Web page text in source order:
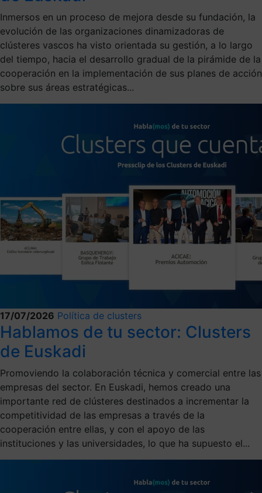
Inmersos en un proceso de mejora desde su fundación, la
evolución de las organizaciones dinamizadoras de
clústeres vascos ha visto orientada su gestión, a lo largo
del tiempo, hacia el desarrollo gradual de la pirámide de la
cooperación en la implementación de sus planes de acción
sobre sus áreas estratégicas...
17/07/2026 Política de clusters
Hablamos de tu sector: Clusters
de Euskadi
Promoviendo la colaboración técnica y comercial entre las
empresas del sector. En Euskadi, hemos creado una
importante red de clústeres destinados a incrementar la
competitividad de las empresas a través de la
cooperación entre ellas, y con el apoyo de las
instituciones y las universidades, lo que ha supuesto el...